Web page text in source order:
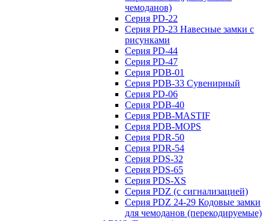
чемоданов)
Серия PD-22
Серия PD-23 Навесные замки с
рисунками
Серия PD-44
Серия PD-47
Серия PDB-01
Серия PDB-33 Сувенирный
Серия PD-06
Серия PDB-40
Серия PDB-MASTIF
Серия PDB-MOPS
Серия PDR-50
Серия PDR-54
Серия PDS-32
Серия PDS-65
Серия PDS-XS
Серия PDZ (с сигнализацией)
Серия PDZ 24-29 Кодовые замки
для чемоданов (перекодируемые)